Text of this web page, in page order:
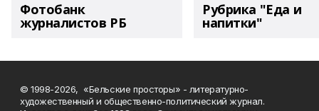
Фотобанк
журналистов РБ
Рубрика "Еда и
напитки"
© 1998-2026, «Бельские просторы» - литературно-
художественный и общественно-политический журнал.